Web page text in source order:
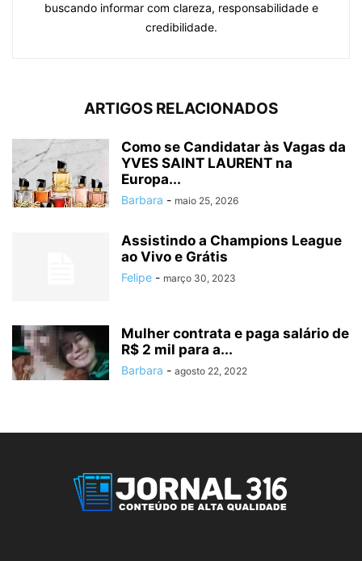
buscando informar com clareza, responsabilidade e
credibilidade.
ARTIGOS RELACIONADOS
Como se Candidatar às Vagas da
YVES SAINT LAURENT na
Europa...
Barbara - maio 25, 2026
Assistindo a Champions League
ao Vivo e Grátis
Felipe - março 30, 2023
Mulher contrata e paga salário de
R$ 2 mil para a...
Barbara - agosto 22, 2022